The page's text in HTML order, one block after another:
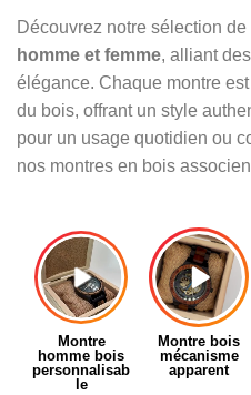
Découvrez notre sélection de
homme et femme, alliant
élégance. Chaque montre
du bois, offrant un style
pour un usage quotidien ou
nos montres en bois
Montre
homme bois
personnalisab
le
Montre bois
mécanisme
apparent